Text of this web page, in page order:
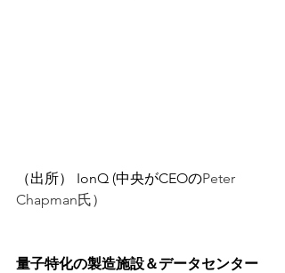
（出所） IonQ (中央がCEOのPeter
Chapman氏）
量子特化の製造施設＆データセンター